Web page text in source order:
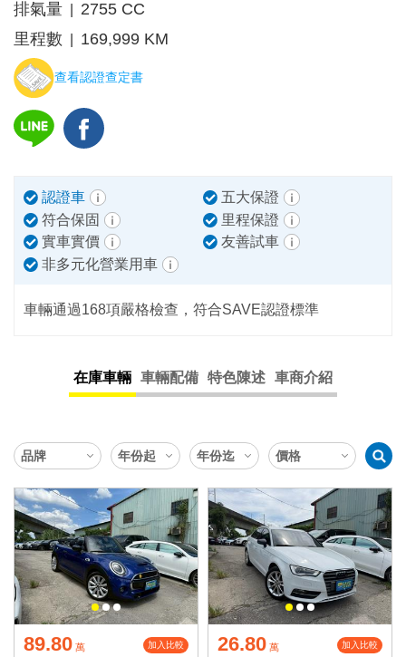
排氣量
2755 CC
里程數
169,999 KM
查看認證查定書
認證車
五大保證
符合保固
里程保證
實車實價
友善試車
非多元化營業用車
車輛通過168項嚴格檢查，符合SAVE認證標準
在庫車輛 車輛配備 特色陳述 車商介紹
89.80 萬 加入比較 26.80 萬 加入比較